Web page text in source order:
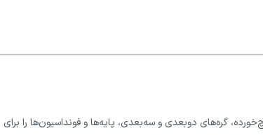
گره‌های دوبعدی و سه‌بعدی، پایه‌ها و فونداسیون‌ها را برای